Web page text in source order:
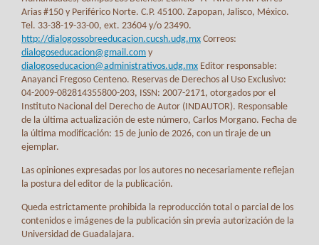
Arias #150 y Periférico Norte. C.P. 45100. Zapopan, Jalisco, México.
Tel. 33-38-19-33-00, ext. 23604 y/o 23490.
http://dialogossobreeducacion.cucsh.udg.mx Correos:
dialogoseducacion@gmail.com y
dialogoseducacion@administrativos.udg.mx Editor responsable:
Anayanci Fregoso Centeno. Reservas de Derechos al Uso Exclusivo:
04-2009-082814355800-203, ISSN: 2007-2171, otorgados por el
Instituto Nacional del Derecho de Autor (INDAUTOR). Responsable
de la última actualización de este número, Carlos Morgano. Fecha de
la última modificación: 15 de junio de 2026, con un tiraje de un
ejemplar.
Las opiniones expresadas por los autores no necesariamente reflejan
la postura del editor de la publicación.
Queda estrictamente prohibida la reproducción total o parcial de los
contenidos e imágenes de la publicación sin previa autorización de la
Universidad de Guadalajara.